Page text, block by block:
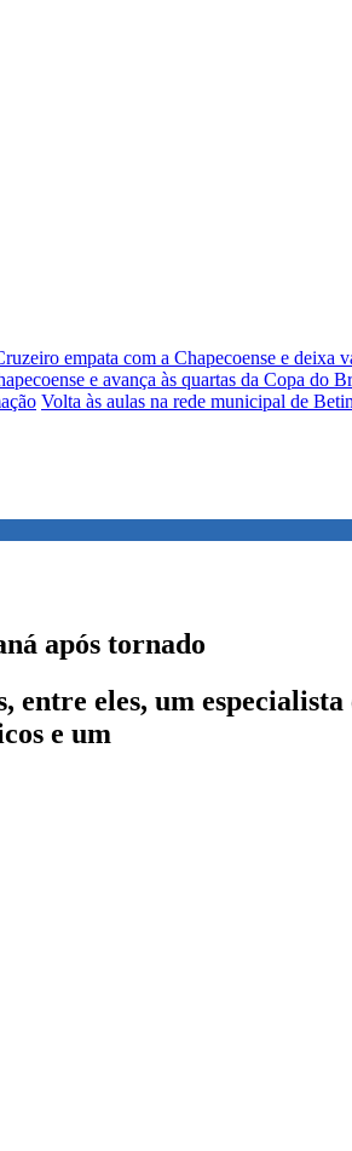
empata com a Chapecoense e deixa
e avança às quartas da Copa do
Volta às aulas na rede municipal de
após tornado
eles, um
e um